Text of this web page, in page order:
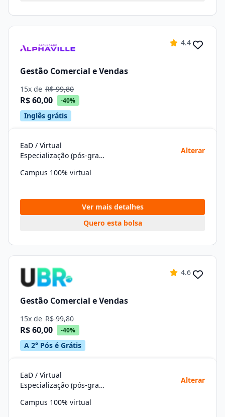
4.4
Gestão Comercial e Vendas
15x de R$ 99,80
R$ 60,00 -40%
Inglês grátis
EaD / Virtual
Especialização (pós-graduação)
Alterar
Campus 100% virtual
Ver mais detalhes
Quero esta bolsa
4.6
Gestão Comercial e Vendas
15x de R$ 99,80
R$ 60,00 -40%
A 2° Pós é Grátis
EaD / Virtual
Especialização (pós-graduação)
Alterar
Campus 100% virtual